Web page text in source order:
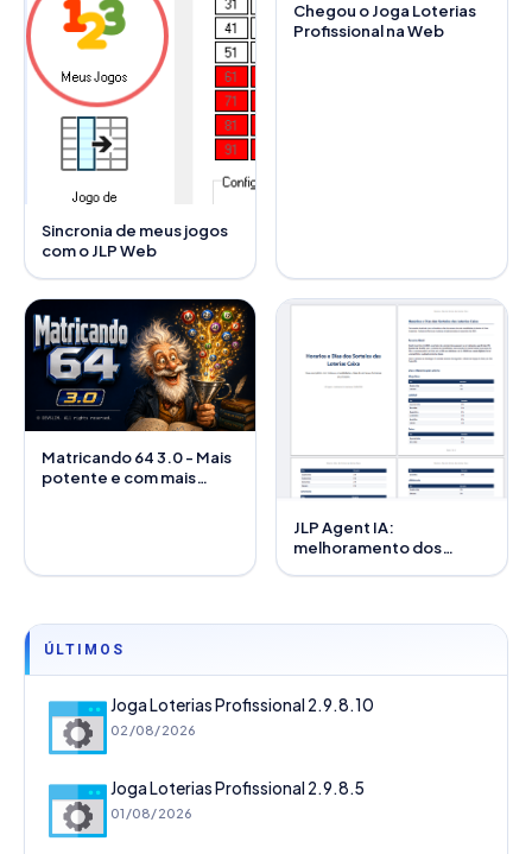
Sincronia de meus jogos
com o JLP Web
Chegou o Joga Loterias
Profissional na Web
Matricando 64 3.0 - Mais
potente e com mais
JLP Agent IA:
melhoramento dos
ÚLTIMOS
Joga Loterias Profissional 2.9.8.10
02/08/2026
Joga Loterias Profissional 2.9.8.5
01/08/2026